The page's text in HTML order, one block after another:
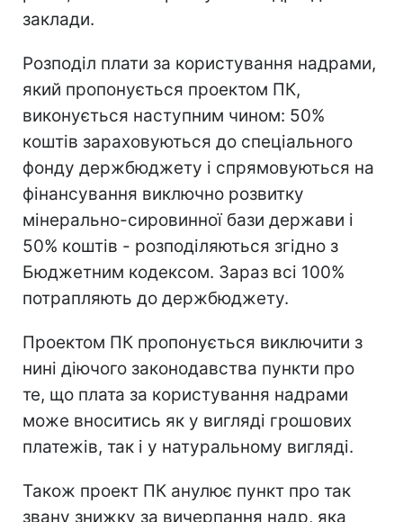
заклади.
Розподіл плати за користування надрами,
який пропонується проектом ПК,
виконується наступним чином: 50%
коштів зараховуються до спеціального
фонду держбюджету і спрямовуються на
фінансування виключно розвитку
мінерально-сировинної бази держави і
50% коштів - розподіляються згідно з
Бюджетним кодексом. Зараз всі 100%
потрапляють до держбюджету.
Проектом ПК пропонується виключити з
нині діючого законодавства пункти про
те, що плата за користування надрами
може вноситись як у вигляді грошових
платежів, так і у натуральному вигляді.
Також проект ПК анулює пункт про так
звану знижку за вичерпання надр, яка